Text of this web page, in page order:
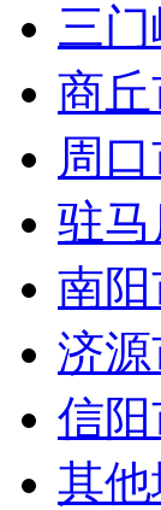
三
商丘
周
驻
南阳
济源
信阳
其